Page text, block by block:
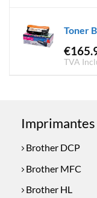
Toner
€
TVA
Brother DCP
Brother MFC
Brother HL